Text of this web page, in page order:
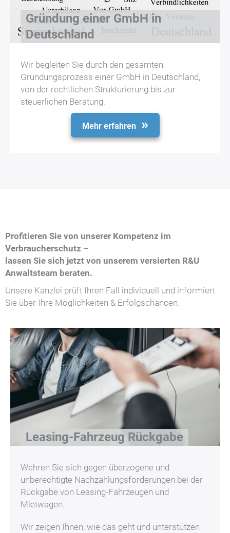
Gründung einer GmbH in
Deutschland
Wir begleiten Sie durch den gesamten
Gründungsprozess einer GmbH in Deutschland,
von der rechtlichen Strukturierung bis zur
steuerlichen Beratung.
Mehr erfahren
Profitieren Sie von unserer Kompetenz im
Verbraucherschutz –
lassen Sie sich jetzt von unserem versierten R&U
Anwaltsteam beraten.
Unsere Kanzlei prüft Ihren Fall individuell und informiert
Sie über Ihre Möglichkeiten & Erfolgschancen.
Leasing-Fahrzeug Rückgabe
Wehren Sie sich gegen überzogene und
unberechtigte Nachzahlungsforderungen bei der
Rückgabe von Leasing-Fahrzeugen und
Mietwagen.
Wir zeigen Ihnen, wie das geht und unterstützen